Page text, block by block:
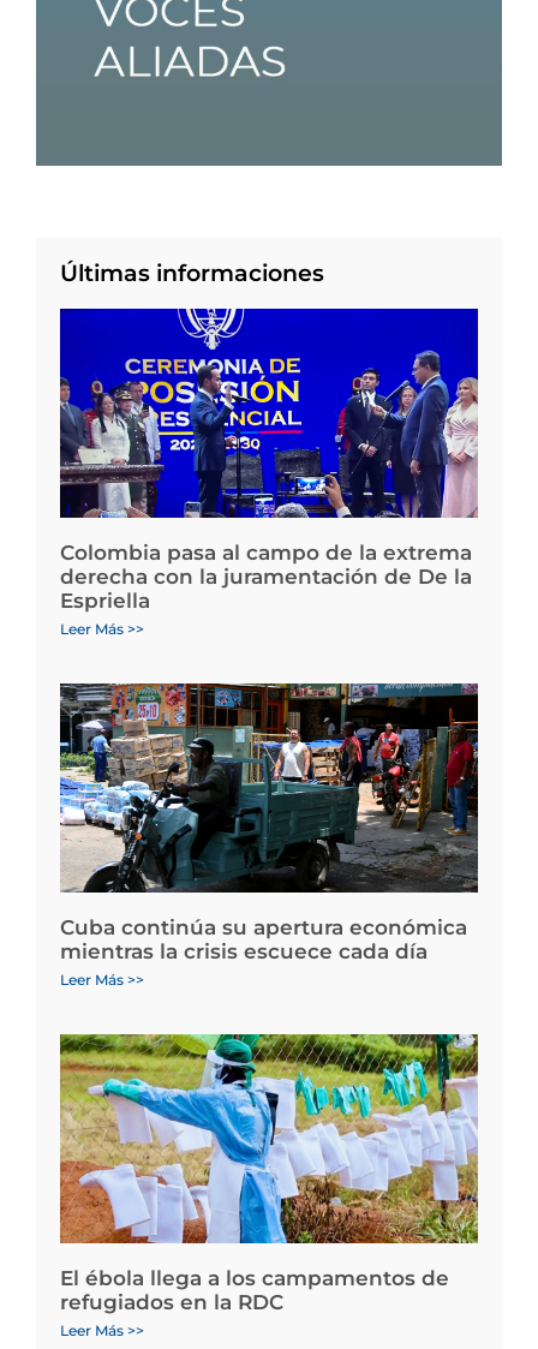
Últimas informaciones
Colombia pasa al campo de la extrema
derecha con la juramentación de De la
Espriella
Leer Más >>
Cuba continúa su apertura económica
mientras la crisis escuece cada día
Leer Más >>
El ébola llega a los campamentos de
refugiados en la RDC
Leer Más >>